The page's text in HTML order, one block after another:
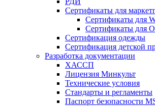
Сертификаты для
Сертификаты для
Сертификаты для
Сертификация одежды
Сертификация детской
Разработка документации
ХАССП
Лицензия Минкульт
Технические условия
Стандарты и регламенты
Паспорт безопасности